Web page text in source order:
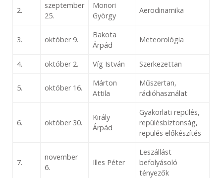
2.
szeptember
25.
Monori
György
Aerodinamika
3. október 9.
Bakota
Árpád
Meteorológia
4. október 2. Víg István Szerkezettan
5. október 16.
Márton
Attila
Műszertan,
rádióhasználat
6. október 30.
Király
Árpád
Gyakorlati repülés,
repülésbiztonság,
repülés előkészítés
7.
november
6.
Illes Péter
Leszállást
befolyásoló
tényezők